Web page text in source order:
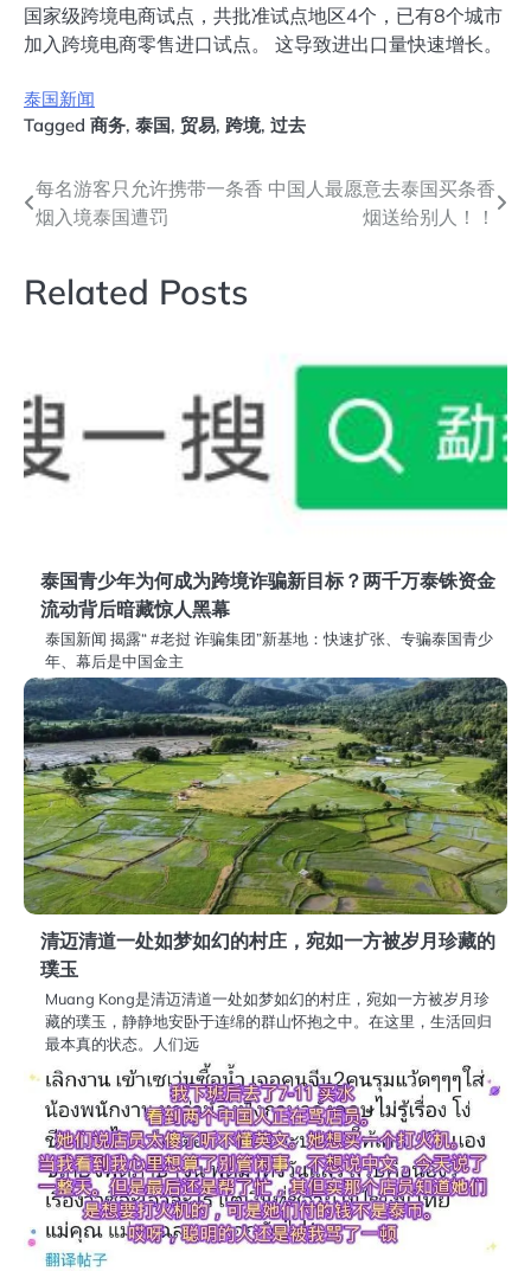
国家级跨境电商试点，共批准试点地区4个，已有8个城市
加入跨境电商零售进口试点。 这导致进出口量快速增长。
泰国新闻
Tagged 商务, 泰国, 贸易, 跨境, 过去
文
章
导
每名游客只允许携带一条香
烟入境泰国遭罚
中国人最愿意去泰国买条香
烟送给别人！！
Related Posts
泰国青少年为何成为跨境诈骗新目标？两千万泰铢资金
流动背后暗藏惊人黑幕
泰国新闻 揭露“ #老挝 诈骗集团”新基地：快速扩张、专骗泰国青少
年、幕后是中国金主
清迈清道一处如梦如幻的村庄，宛如一方被岁月珍藏的
璞玉
Muang Kong是清迈清道一处如梦如幻的村庄，宛如一方被岁月珍
藏的璞玉，静静地安卧于连绵的群山怀抱之中。在这里，生活回归
最本真的状态。人们远